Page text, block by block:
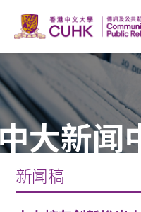
大新闻
新闻稿